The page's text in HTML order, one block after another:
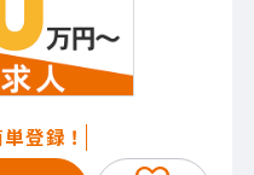
登録！